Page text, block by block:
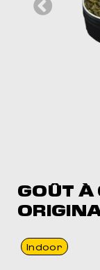
GOÛT À
Indoor